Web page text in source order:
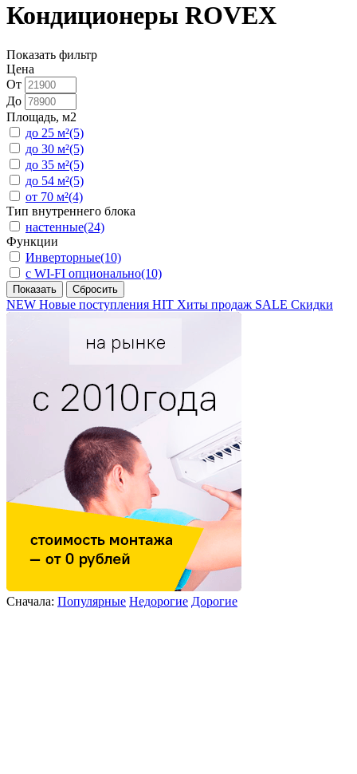
Кондиционеры ROVEX
Показать фильтр
Цена
От
До
Площадь, м2
до 25 м²(5)
до 30 м²(5)
до 35 м²(5)
до 54 м²(5)
от 70 м²(4)
Тип внутреннего блока
настенные(24)
Функции
Инверторные(10)
с WI-FI опционально(10)
NEW Новые поступления HIT Хиты продаж SALE Скидки
Сначала: Популярные Недорогие Дорогие